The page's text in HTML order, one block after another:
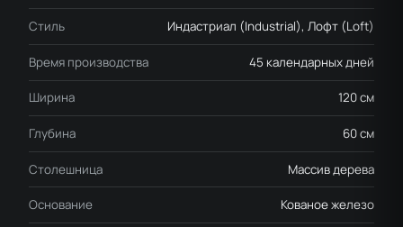
Стиль Индастриал (Industrial), Лофт (Loft)
Время производства 45 календарных дней
Ширина 120 см
Глубина 60 см
Столешница Массив дерева
Основание Кованое железо